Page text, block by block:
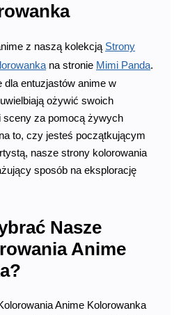
z naszą kolekcją Strony
na stronie Mimi Panda.
dla entuzjastów anime w
ożywić swoich
sceny za pomocą żywych
to, czy jesteś początkującym
nasze strony kolorowania
sposób na eksplorację
Nasze
Anime
Anime Kolorowanka